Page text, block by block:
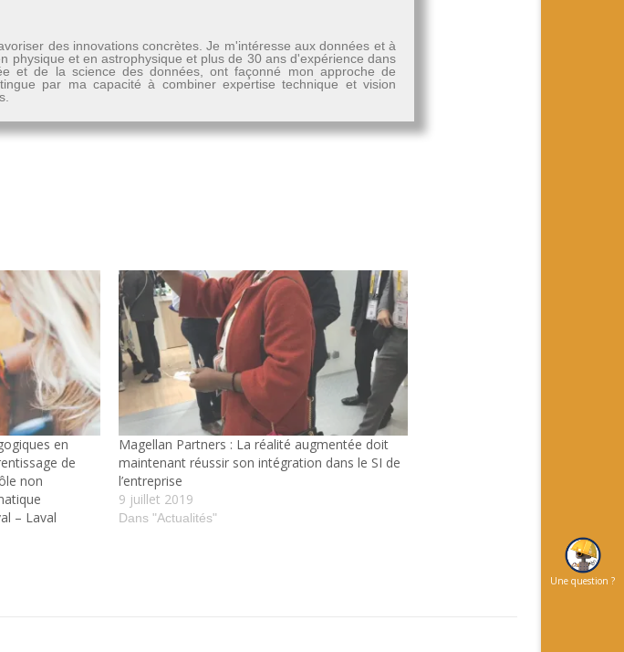
des innovations concrètes. Je m'intéresse aux données et à
physique et en astrophysique et plus de 30 ans d'expérience dans
et de la science des données, ont façonné mon approche de
par ma capacité à combiner expertise technique et vision
en
de
non
– Laval
Magellan Partners : La réalité augmentée doit
maintenant réussir son intégration dans le SI de
l’entreprise
9 juillet 2019
Dans "Actualités"
Une question ?